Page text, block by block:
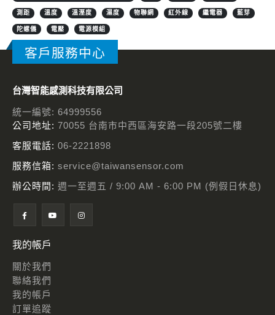
測距 溫度 溫溼度 濕度 物聯網 紅外線 繼電器 藍芽
陀螺儀 電壓 電源模組
客戶服務中心
台灣智能感測科技有限公司
統一編號: 64999556
公司地址: 70055 台南市中西區海安路一段205號二樓
客服電話: 06-2221898
服務信箱: service@taiwansensor.com
辦公時間: 週一至週五 / 9:00 AM - 6:00 PM (例假日休息)
我的帳戶
關於我們
聯絡我們
我的帳戶
訂單追蹤